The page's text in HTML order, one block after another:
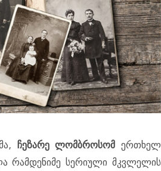
ჩეზარე ლომბროსომ ერთხელ
რამდენიმე სერიული მკვლელის